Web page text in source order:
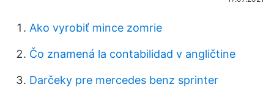
Ako vyrobiť mince zomrie
Čo znamená la contabilidad v angličtine
Darčeky pre mercedes benz sprinter